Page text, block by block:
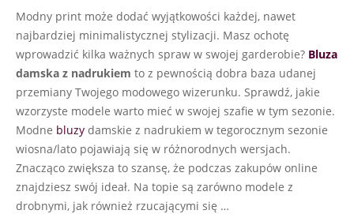
Modny print może dodać wyjątkowości każdej, nawet
najbardziej minimalistycznej stylizacji. Masz ochotę
wprowadzić kilka ważnych spraw w swojej garderobie? Bluza
damska z nadrukiem to z pewnością dobra baza udanej
przemiany Twojego modowego wizerunku. Sprawdź, jakie
wzorzyste modele warto mieć w swojej szafie w tym sezonie.
Modne bluzy damskie z nadrukiem w tegorocznym sezonie
wiosna/lato pojawiają się w różnorodnych wersjach.
Znacząco zwiększa to szansę, że podczas zakupów online
znajdziesz swój ideał. Na topie są zarówno modele z
drobnymi, jak również rzucającymi się …